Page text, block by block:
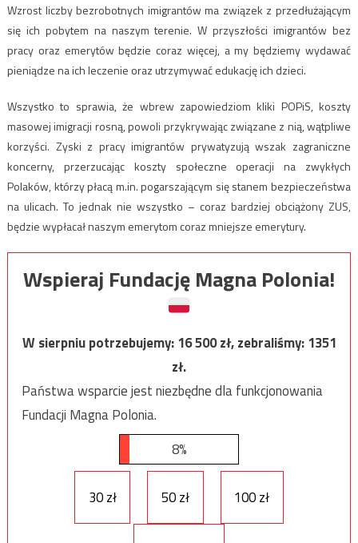
Wzrost liczby bezrobotnych imigrantów ma związek z przedłużającym
się ich pobytem na naszym terenie. W przyszłości imigrantów bez
pracy oraz emerytów będzie coraz więcej, a my będziemy wydawać
pieniądze na ich leczenie oraz utrzymywać edukację ich dzieci.
Wszystko to sprawia, że wbrew zapowiedziom kliki POPiS, koszty
masowej imigracji rosną, powoli przykrywając związane z nią, wątpliwe
korzyści. Zyski z pracy imigrantów prywatyzują wszak zagraniczne
koncerny, przerzucając koszty społeczne operacji na zwykłych
Polaków, którzy płacą m.in. pogarszającym się stanem bezpieczeństwa
na ulicach. To jednak nie wszystko – coraz bardziej obciążony ZUS,
będzie wypłacał naszym emerytom coraz mniejsze emerytury.
Wspieraj Fundację Magna Polonia!
W sierpniu potrzebujemy:16 500zł, zebraliśmy:1351
zł.
Państwa wsparcie jest niezbędne dla funkcjonowania
Fundacji Magna Polonia.
8%
30 zł 50 zł 100 zł